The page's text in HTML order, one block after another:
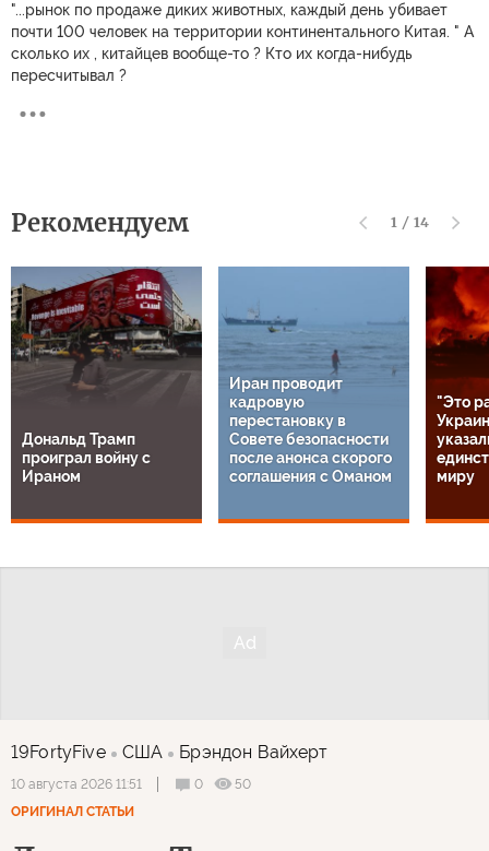
"...рынок по продаже диких животных, каждый день убивает
почти 100 человек на территории континентального Китая. " А
сколько их , китайцев вообще-то ? Кто их когда-нибудь
пересчитывал ?
Рекомендуем 1 / 14
Дональд Трамп
проиграл войну с
Ираном
Иран проводит
кадровую
перестановку в
Совете безопасности
после анонса скорого
соглашения с Оманом
"Это
миру
19FortyFive США Брэндон Вайхерт
10 августа 2026 11:51 0
50
ОРИГИНАЛ СТАТЬИ